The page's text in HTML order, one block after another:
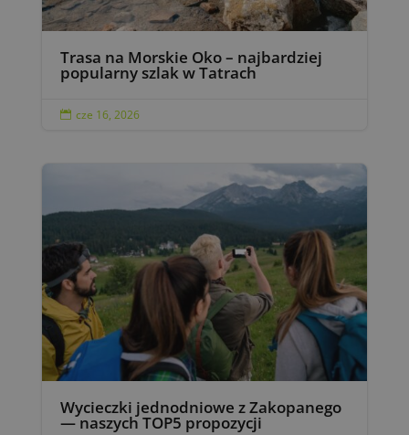
Trasa na Morskie Oko – najbardziej
popularny szlak w Tatrach
 cze 16, 2026
Wycieczki jednodniowe z Zakopanego
— naszych TOP5 propozycji